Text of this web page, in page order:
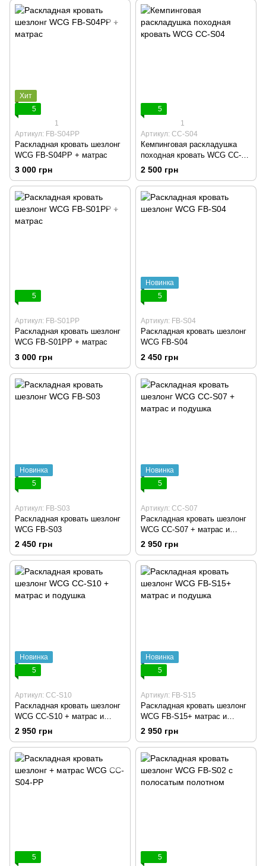
Хит
5
1
Артикул: FB-S04PP
Раскладная кровать шезлонг
WCG FB-S04PP + матрас
3 000 грн
5
1
Артикул: CC-S04
Кемпинговая раскладушка
походная кровать WCG CC-
S04
2 500 грн
5
Артикул: FB-S01PP
Раскладная кровать шезлонг
WCG FB-S01PP + матрас
3 000 грн
Новинка
5
Артикул: FB-S04
Раскладная кровать шезлонг
WCG FB-S04
2 450 грн
Новинка
5
Артикул: FB-S03
Раскладная кровать шезлонг
WCG FB-S03
2 450 грн
Новинка
5
Артикул: CC-S07
Раскладная кровать шезлонг
WCG CC-S07 + матрас и
подушка
2 950 грн
Новинка
5
Артикул: CC-S10
Раскладная кровать шезлонг
WCG CC-S10 + матрас и
подушка
2 950 грн
Новинка
5
Артикул: FB-S15
Раскладная кровать шезлонг
WCG FB-S15+ матрас и
подушка
2 950 грн
5
5